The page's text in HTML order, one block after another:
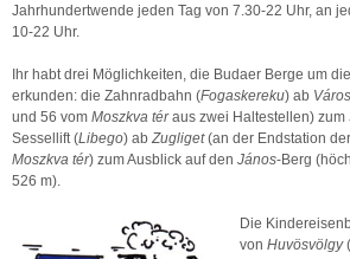
Jahrhundertwende jeden Tag von 7.30-22 Uhr, an
10-22 Uhr.
Ihr habt drei Möglichkeiten, die Budaer Berge um
erkunden: die Zahnradbahn (Fogaskereku) ab
und 56 vom Moszkva téraus zwei Haltestellen) zum
Sessellift (Libego) ab Zugliget(an der Endstation
Moszkva tér) zum Ausblick auf den János-Berg
526 m).
Die
von Huvösvölgy